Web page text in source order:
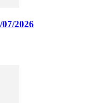
2026